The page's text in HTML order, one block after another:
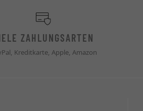
ZAHLUNGSARTEN
Kreditkarte, Apple, Amazon